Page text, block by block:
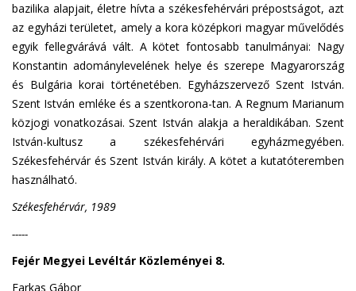
bazilika alapjait, életre hívta a székesfehérvári prépostságot, azt
az egyházi területet, amely a kora középkori magyar művelődés
egyik fellegvárává vált. A kötet fontosabb tanulmányai: Nagy
Konstantin adománylevelének helye és szerepe Magyarország
és Bulgária korai történetében. Egyházszervező Szent István.
Szent István emléke és a szentkorona-tan. A Regnum Marianum
közjogi vonatkozásai. Szent István alakja a heraldikában. Szent
István-kultusz a székesfehérvári egyházmegyében.
Székesfehérvár és Szent István király. A kötet a kutatóteremben
használható.
Székesfehérvár, 1989
-----
Fejér Megyei Levéltár Közleményei 8.
Farkas Gábor